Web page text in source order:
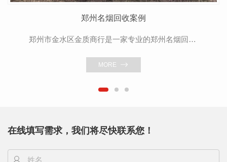
郑州名烟回收案例
郑州市金水区金质商行是一家专业的郑州名烟回收公司，可上门服务，回收价格公平公正，客户信息严格保密，欢迎新老客户前来咨询。
MORE
在线填写需求，我们将尽快联系您！